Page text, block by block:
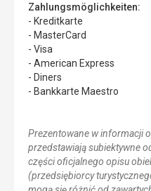
Zahlungsmöglichkeiten:
- Kreditkarte
- MasterCard
- Visa
- American Express
- Diners
- Bankkarte Maestro
Prezentowane w informacji
przedstawiają subiektywne
części oficjalnego opisu
(przedsiębiorcy